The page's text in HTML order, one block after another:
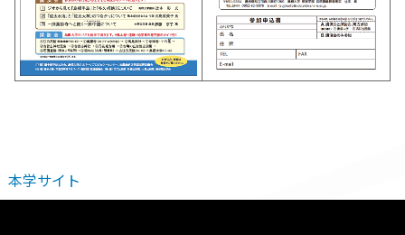
本学サイト